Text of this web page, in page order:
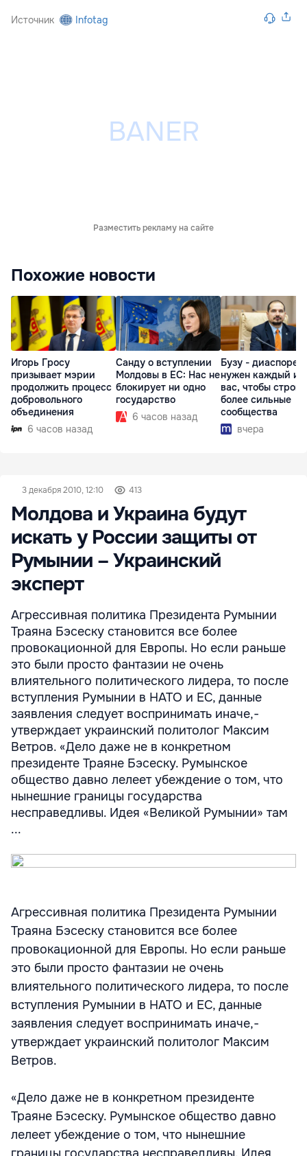
Источник Infotag
Разместить рекламу на сайте
Похожие новости
Игорь Гросу
призывает мэрии
продолжить процесс
добровольного
объединения
6 часов назад
Санду о вступлении
Молдовы в ЕС: Нас не
блокирует ни одно
государство
6 часов назад
Бузу - диаспоре:
нужен каждый из
вас, чтобы
более сильные
сообщества
вчера
3 декабря 2010, 12:10 413
Молдова и Украина будут
искать у России защиты от
Румынии – Украинский
эксперт
Агрессивная политика Президента Румынии
Траяна Бэсеску становится все более
провокационной для Европы. Но если раньше
это были просто фантазии не очень
влиятельного политического лидера, то после
вступления Румынии в НАТО и ЕС, данные
заявления следует воспринимать иначе,-
утверждает украинский политолог Максим
Ветров. «Дело даже не в конкретном
президенте Траяне Бэсеcку. Румынское
общество давно лелеет убеждение о том, что
нынешние границы государства
несправедливы. Идея «Великой Румынии» там
...
Агрессивная политика Президента Румынии
Траяна Бэсеску становится все более
провокационной для Европы. Но если раньше
это были просто фантазии не очень
влиятельного политического лидера, то после
вступления Румынии в НАТО и ЕС, данные
заявления следует воспринимать иначе,-
утверждает украинский политолог Максим
Ветров.
«Дело даже не в конкретном президенте
Траяне Бэсеcку. Румынское общество давно
лелеет убеждение о том, что нынешние